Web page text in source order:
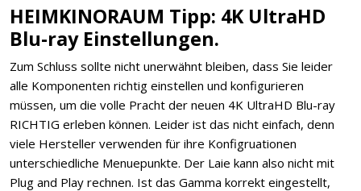
HEIMKINORAUM Tipp: 4K UltraHD
Blu-ray Einstellungen.
Zum Schluss sollte nicht unerwähnt bleiben, dass Sie leider
alle Komponenten richtig einstellen und konfigurieren
müssen, um die volle Pracht der neuen 4K UltraHD Blu-ray
RICHTIG erleben können. Leider ist das nicht einfach, denn
viele Hersteller verwenden für ihre Konfigruationen
unterschiedliche Menuepunkte. Der Laie kann also nicht mit
Plug and Play rechnen. Ist das Gamma korrekt eingestellt,